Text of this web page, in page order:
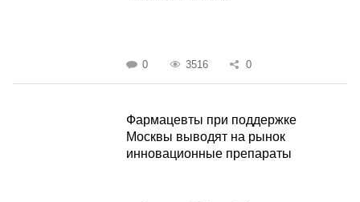
0 3516 0
Фармацевты при поддержке
Москвы выводят на рынок
инновационные препараты